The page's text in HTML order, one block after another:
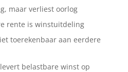
maar verliest oorlog
rente is winstuitdeling
toerekenbaar aan eerdere
belastbare winst op